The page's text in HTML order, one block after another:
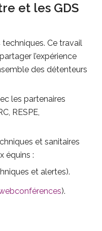
et les GDS
Ce travail
l’expérience
des détenteurs
les partenaires
RESPE,
et sanitaires
équins :
et alertes).
).